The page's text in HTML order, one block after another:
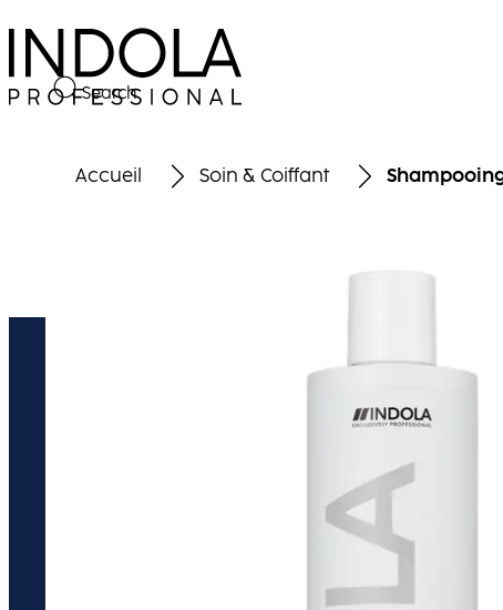
Search
Accueil Soin & Coiffant